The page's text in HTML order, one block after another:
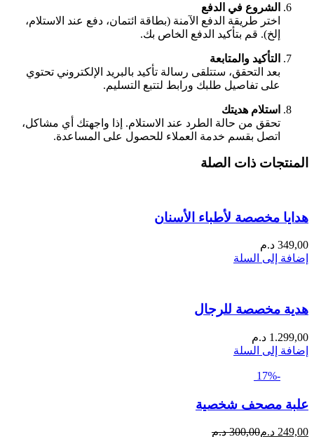
الشروع في الدفع
اختر طريقة الدفع الآمنة (بطاقة ائتمان، دفع عند الاستلام،
إلخ). قم بتأكيد الدفع الخاص بك.
التأكيد والمتابعة
بعد التحقق، ستتلقى رسالة تأكيد بالبريد الإلكتروني تحتوي
على تفاصيل طلبك ورابط لتتبع التسليم.
استلام هديتك
تحقق من حالة الطرد عند الاستلام. إذا واجهتك أي مشاكل،
اتصل بقسم خدمة العملاء للحصول على المساعدة.
المنتجات ذات الصلة
هدايا مخصصة لأطباء الأسنان
349,00 د.م
إضافة إلى السلة
هدية مخصصة للرجال
1.299,00 د.م
إضافة إلى السلة
-17%
علبة مصحف شخصية
249,00 د.مالسعر
300,00 د.مالسعر